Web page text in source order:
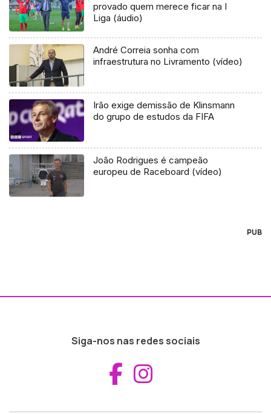
provado quem merece ficar na I
Liga (áudio)
André Correia sonha com
infraestrutura no Livramento (vídeo)
Irão exige demissão de Klinsmann
do grupo de estudos da FIFA
João Rodrigues é campeão
europeu de Raceboard (vídeo)
PUB
Siga-nos nas redes sociais
Aceder ao